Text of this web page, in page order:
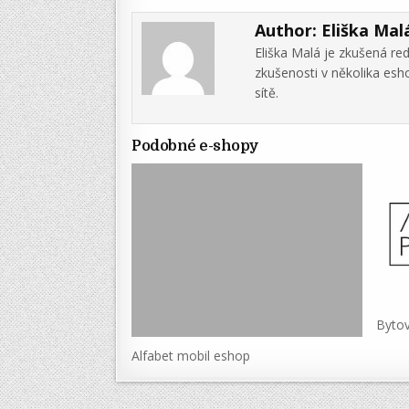
Author: Eliška
Eliška Malá je zkušená
zkušenosti v několika
sítě.
Podobné e-shopy
Alfabet mobil eshop